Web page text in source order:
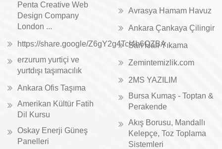
Penta Creative Web
Design Company
London ...
https://share.google/Z6gY2g4TcI4h6QZBA
erzurum yurtiçi ve
yurtdışı taşımacılık
Ankara Ofis Taşıma
Amerikan Kültür Fatih
Dil Kursu
Oskay Enerji Güneş
Panelleri
Avrasya Hamam Havuz
Ankara Çankaya Çilingir
Sarı Halı Yıkama
Zemintemizlik.com
2MS YAZILIM
Bursa Kumaş - Toptan &
Perakende
Akış Borusu, Mandallı
Kelepçe, Toz Toplama
Sistemleri